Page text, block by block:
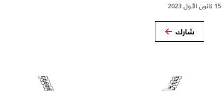
15 كانون الأول 2023
شارك